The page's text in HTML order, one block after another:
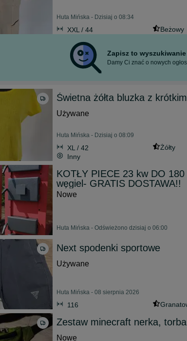
Huta Mińska - Dzisiaj o 08:34
XXL / 44 Beżowy
Zapisz to wyszukiwanie
Damy Ci znać o nowych
Świetna żółta bluzka z
Używane
Huta Mińska - Dzisiaj o 08:09
XL / 42
Żółty
Inny
KOTŁY PIECE 23 kw DO
węgiel- GRATIS DOSTAWA!!
Nowe
Huta Mińska - Odświeżono dzisiaj o 06:00
Next spodenki sportowe
Używane
Huta Mińska - 08 sierpnia 2026
116
Zestaw minecraft nerka,
Nowe